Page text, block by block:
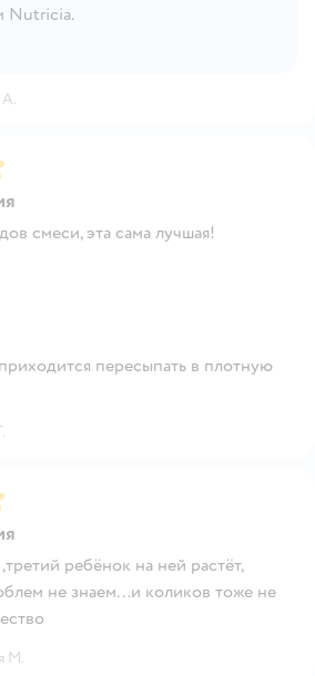
Nutricia.
А.
смеси, эта сама лучшая!
пересыпать в плотную
ребёнок на ней растёт,
не знаем...и коликов тоже не
М.